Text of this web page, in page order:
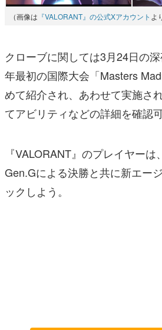
（画像は 『VALORANT』の公式Xアカウント よ
クローブに関しては3月24日の
年最初の国際大会「Masters
めて紹介され、あわせて実施さ
てアビリティなどの詳細を確認可
『VALORANT』のプレイヤーは
Gen.Gによる決勝と共に新エー
ックしよう。